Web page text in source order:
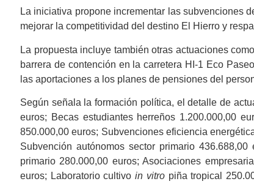
La iniciativa propone incrementar las subvenciones
mejorar la competitividad del destino El Hierro y
La propuesta incluye también otras actuaciones
barrera de contención en la carretera HI-1 Eco
las aportaciones a los planes de pensiones del
Según señala la formación política, el detalle de
euros; Becas estudiantes herreños 1.200.000,00
850.000,00 euros; Subvenciones eficiencia
Subvención autónomos sector primario
primario 280.000,00 euros; Asociaciones
euros; Laboratorio cultivoin vitropiña tropical